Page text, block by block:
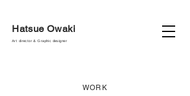
Hatsue Owaki
Art director & Graphic designer
WORK